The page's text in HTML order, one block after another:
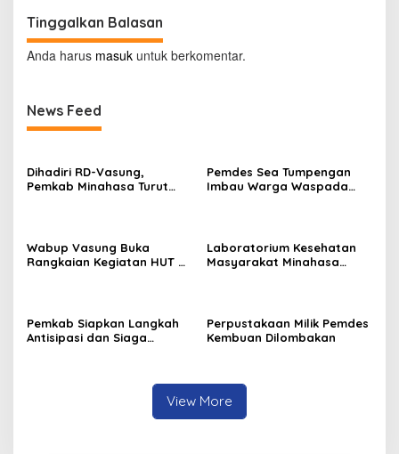
Tinggalkan Balasan
Anda harus masuk untuk berkomentar.
News Feed
Dihadiri RD-Vasung,
Pemkab Minahasa Turut
Pemdes Sea Tumpengan
Imbau Warga Waspada
Wabup Vasung Buka
Rangkaian Kegiatan HUT RI
Laboratorium Kesehatan
Masyarakat Minahasa
Pemkab Siapkan Langkah
Antisipasi dan Siaga
Perpustakaan Milik Pemdes
Kembuan Dilombakan
View More